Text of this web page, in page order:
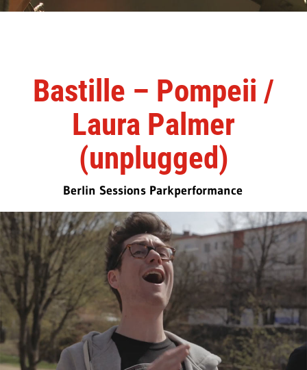
Bastille – Pompeii /
Laura Palmer
(unplugged)
Berlin Sessions Parkperformance